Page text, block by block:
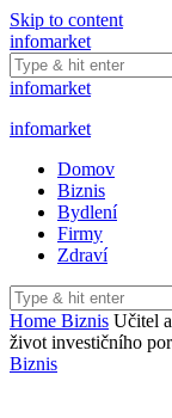
Skip to content
infomarket
infomarket
infomarket
Domov
Biznis
Bydlení
Firmy
Zdraví
Home Biznis Učitel
život investičního
Biznis